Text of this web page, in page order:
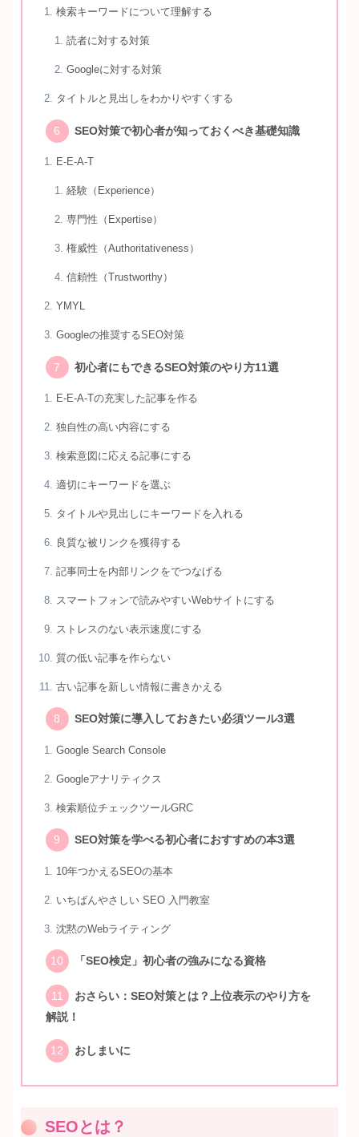
検索キーワードについて理解する
読者に対する対策
Googleに対する対策
タイトルと見出しをわかりやすくする
SEO対策で初心者が知っておくべき基礎知識
E-E-A-T
経験（Experience）
専門性（Expertise）
権威性（Authoritativeness）
信頼性（Trustworthy）
YMYL
Googleの推奨するSEO対策
初心者にもできるSEO対策のやり方11選
E-E-A-Tの充実した記事を作る
独自性の高い内容にする
検索意図に応える記事にする
適切にキーワードを選ぶ
タイトルや見出しにキーワードを入れる
良質な被リンクを獲得する
記事同士を内部リンクをでつなげる
スマートフォンで読みやすいWebサイトにする
ストレスのない表示速度にする
質の低い記事を作らない
古い記事を新しい情報に書きかえる
SEO対策に導入しておきたい必須ツール3選
Google Search Console
Googleアナリティクス
検索順位チェックツールGRC
SEO対策を学べる初心者におすすめの本3選
10年つかえるSEOの基本
いちばんやさしい SEO 入門教室
沈黙のWebライティング
「SEO検定」初心者の強みになる資格
おさらい：SEO対策とは？上位表示のやり方を
解説！
おしまいに
SEOとは？